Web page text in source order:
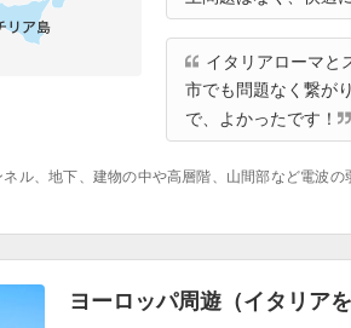
イタリアローマと
市でも問題なく繋が
で、よかったです！
ル、地下、建物の中や高層階、山間部など電波
ヨーロッパ周遊（イタリア